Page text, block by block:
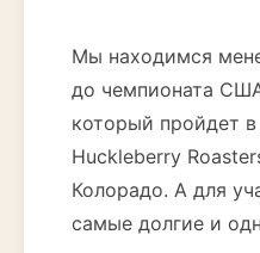
Мы находимся
до чемпионата
который пройдет
Huckleberry
Колорадо. А для
самые долгие и